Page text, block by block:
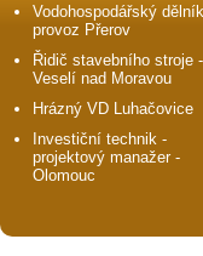
Vodohospodářský
provoz Přerov
Řidič stavebního stroje -
Veselí nad Moravou
Hrázný VD Luhačovice
Investiční technik -
projektový manažer -
Olomouc